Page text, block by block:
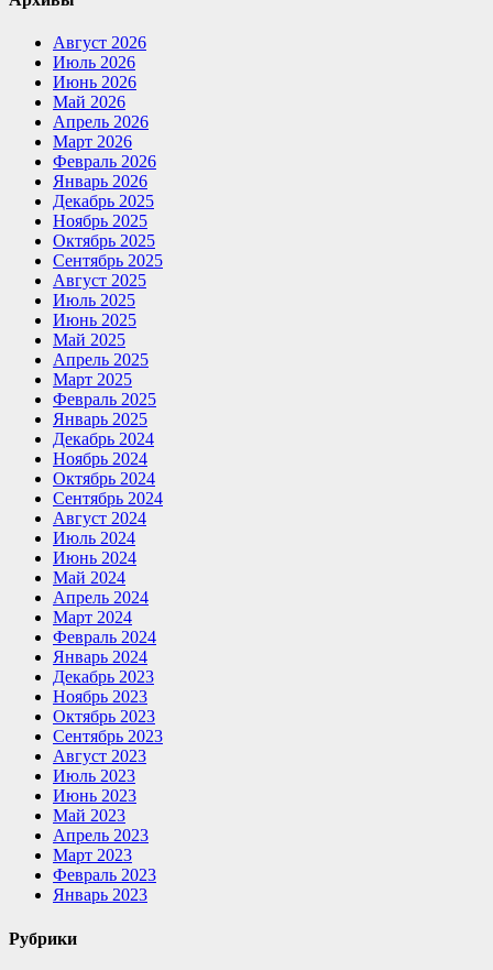
Август 2026
Июль 2026
Июнь 2026
Май 2026
Апрель 2026
Март 2026
Февраль 2026
Январь 2026
Декабрь 2025
Ноябрь 2025
Октябрь 2025
Сентябрь 2025
Август 2025
Июль 2025
Июнь 2025
Май 2025
Апрель 2025
Март 2025
Февраль 2025
Январь 2025
Декабрь 2024
Ноябрь 2024
Октябрь 2024
Сентябрь 2024
Август 2024
Июль 2024
Июнь 2024
Май 2024
Апрель 2024
Март 2024
Февраль 2024
Январь 2024
Декабрь 2023
Ноябрь 2023
Октябрь 2023
Сентябрь 2023
Август 2023
Июль 2023
Июнь 2023
Май 2023
Апрель 2023
Март 2023
Февраль 2023
Январь 2023
Рубрики